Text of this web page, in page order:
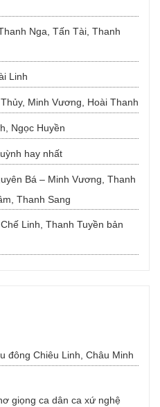
Nga, Tấn Tài, Thanh
Linh
Minh Vương, Hoài Thanh
Ngọc Huyền
hay nhất
Bá – Minh Vương, Thanh
Thanh Sang
Linh, Thanh Tuyền bản
đông Chiêu Linh, Châu Minh
giọng ca dân ca xứ nghệ